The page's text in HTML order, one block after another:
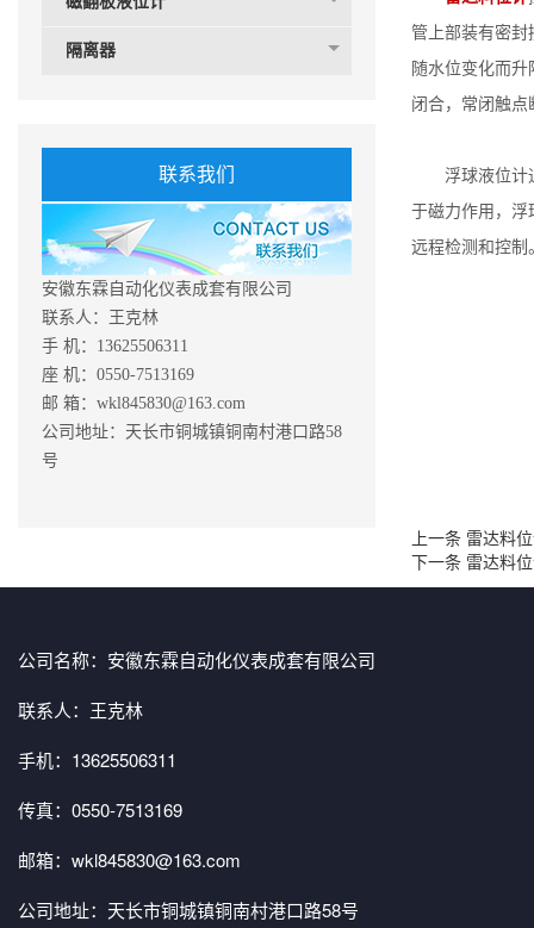
隔离器
联系我们
安徽东霖自动化仪表成套有限公司
联系人：王克林
手 机：13625506311
座 机：0550-7513169
邮 箱：wkl845830@163.com
公司地址：天长市铜城镇铜南村港口路58
号
管上部装有密封
随水位变化而
闭合，常闭触
浮球液位计通
于磁力作用，浮
远程检测和控制
上一条 雷达料
下一条 雷达料
公司名称：安徽东霖自动化仪表成套有限公司
联系人：王克林
手机：13625506311
传真：0550-7513169
邮箱：wkl845830@163.com
公司地址：天长市铜城镇铜南村港口路58号